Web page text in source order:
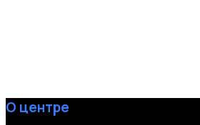
О центре